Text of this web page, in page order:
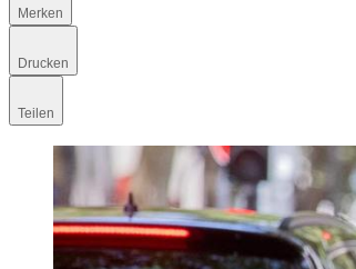
Merken
Drucken
Teilen